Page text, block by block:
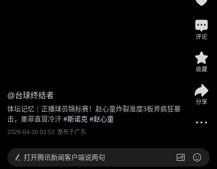
@台球终结者
体坛记忆｜正播球员锦标赛！赵心童炸裂准度3板斧疯狂暴
击，墨菲直冒冷汗 #斯诺克 #赵心童
2026-04-30 02:53 发布于广东
评论
收藏
分享
打开腾讯新闻客户端说两句